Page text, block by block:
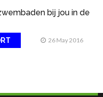
bij jou in de
26 May 2016